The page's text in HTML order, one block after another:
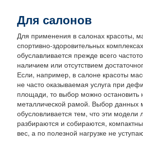
Для салонов
Для применения в салонах красоты,
спортивно-здоровительных
обуславливается прежде всего
наличием или отсутствием
Если, например, в салоне красоты
не часто оказываемая услуга при
площади, то выбор можно остановить
металлической рамой. Выбор данных
обусловливается тем, что эти модели
разбираются и собираются,
вес, а по полезной нагрузке не